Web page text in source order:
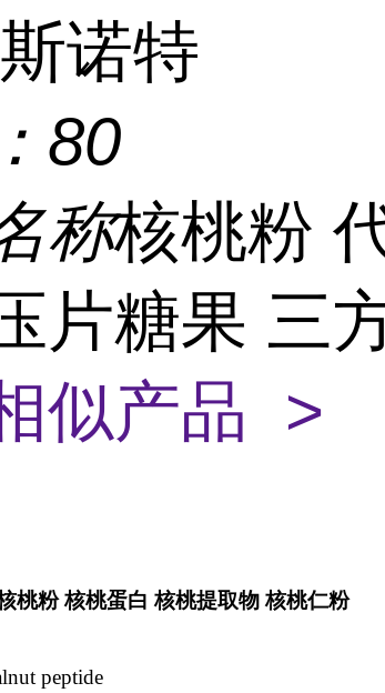
斯诺特
80
称核桃粉
片糖果 三
似产品 >
桃粉 核桃蛋白 核桃提取物 核桃仁粉
peptide